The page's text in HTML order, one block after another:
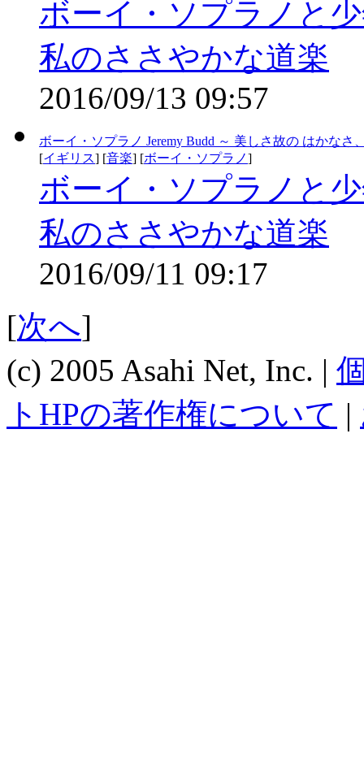
ボーイ・ソプラノと
私のささやかな道楽
2016/09/13 09:57
ボーイ・ソプラノ Jeremy Budd ～ 美しさ故の はかなさ
[イギリス] [音楽] [ボーイ・ソプラノ]
ボーイ・ソプラノと
私のささやかな道楽
2016/09/11 09:17
[次へ]
(c) 2005 Asahi Net, Inc. |
トHPの著作権について |